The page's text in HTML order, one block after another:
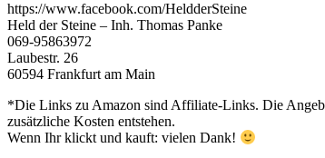
https://www.facebook.com/HeldderSteine
Held der Steine – Inh. Thomas Panke
069-95863972
Laubestr. 26
60594 Frankfurt am Main
*Die Links zu Amazon sind Affiliate-Links. Die
zusätzliche Kosten entstehen.
Wenn Ihr klickt und kauft: vielen Dank!